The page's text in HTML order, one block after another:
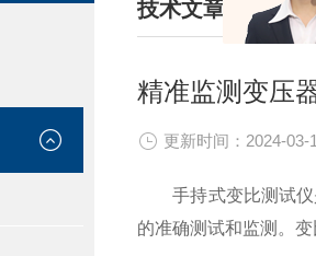
技术文章
/ TECHNICAL
精准监测变压
更新时间：2024-
手持式变比测试仪
的准确测试和监测。